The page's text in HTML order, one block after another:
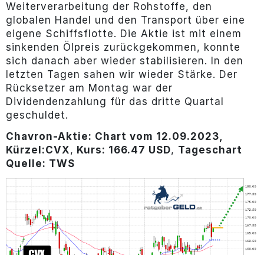
Weiterverarbeitung der Rohstoffe, den
globalen Handel und den Transport über eine
eigene Schiffsflotte. Die Aktie ist mit einem
sinkenden Ölpreis zurückgekommen, konnte
sich danach aber wieder stabilisieren. In den
letzten Tagen sahen wir wieder Stärke. Der
Rücksetzer am Montag war der
Dividendenzahlung für das dritte Quartal
geschuldet.
Chavron-Aktie: Chart vom 12.09.2023,
Kürzel:CVX, Kurs: 166.47 USD, Tageschart
Quelle: TWS